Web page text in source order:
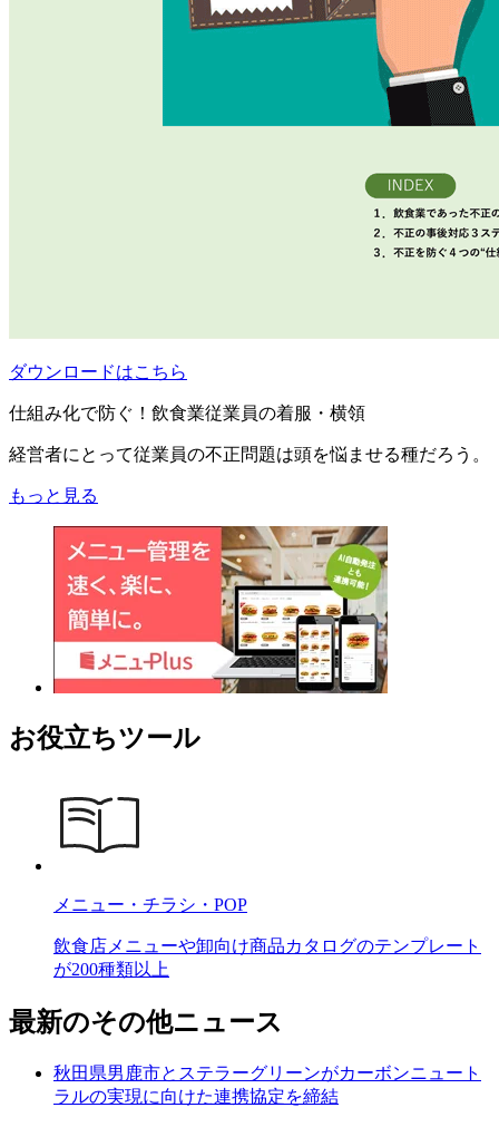
ダウンロードはこちら
仕組み化で防ぐ！飲食業従業員の着服・横領
経営者にとって従業員の不正問題は頭を悩ませる種だろう。
もっと見る
お役立ちツール
メニュー・チラシ・POP
飲食店メニューや卸向け商品カタログのテンプレート
が200種類以上
最新のその他ニュース
秋田県男鹿市とステラーグリーンがカーボンニュート
ラルの実現に向けた連携協定を締結